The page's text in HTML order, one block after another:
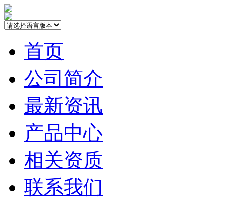
首页
公司简介
最新资讯
产品中心
相关资质
联系我们